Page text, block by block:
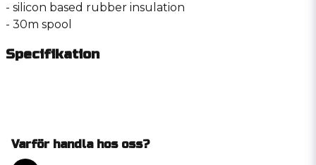
- silicon based rubber insulation
- 30m spool
Specifikation
Varför handla hos oss?